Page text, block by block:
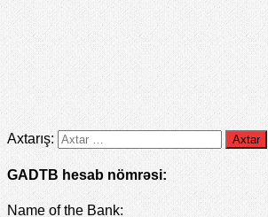
Axtarış:
GADTB hesab nömrəsi:
Name of the Bank: